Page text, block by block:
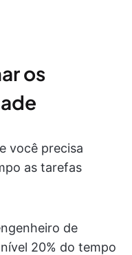
os
você precisa
as tarefas
de
20% do tempo